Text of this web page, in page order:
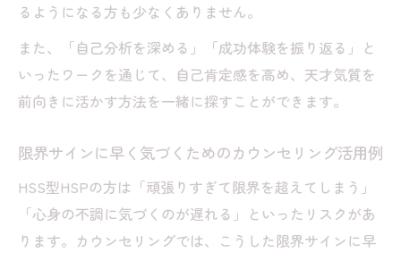
るようになる方も少なくありません。
また、「自己分析を深める」「成功体験を振り返る」と
いったワークを通じて、自己肯定感を高め、天才気質を
前向きに活かす方法を一緒に探すことができます。
限界サインに早く気づくためのカウンセリング活用例
HSS型HSPの方は「頑張りすぎて限界を超えてしまう」
「心身の不調に気づくのが遅れる」といったリスクがあ
ります。カウンセリングでは、こうした限界サインに早